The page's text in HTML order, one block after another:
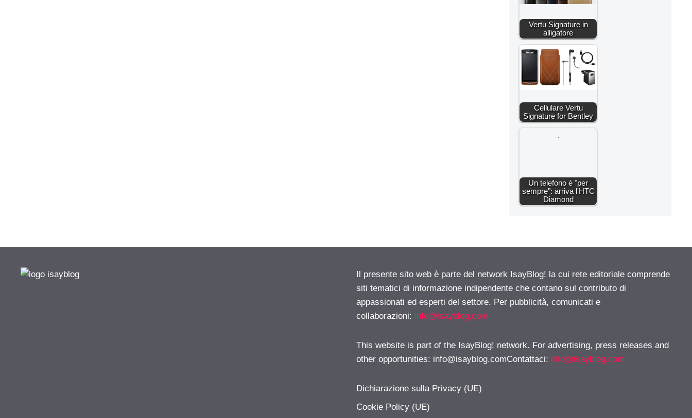
Vertu Signature in
alligatore
Cellulare Vertu
Signature for Bentley
Un telefono è "per
sempre": arriva l'HTC
Diamond
Il presente sito web è parte del network IsayBlog! la cui rete editoriale comprende
siti tematici di informazione indipendente che contano sul contributo di
appassionati ed esperti del settore. Per pubblicità, comunicati e
collaborazioni: info@isayblog.com
This website is part of the IsayBlog! network. For advertising, press releases and
other opportunities: info@isayblog.comContattaci: info@isayblog.com
Dichiarazione sulla Privacy (UE)
Cookie Policy (UE)